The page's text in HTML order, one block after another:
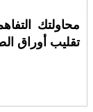
محاولتك
تقليب أوراق